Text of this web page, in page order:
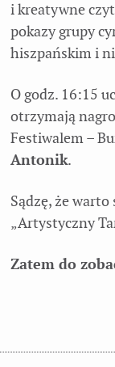
i kreatywne
pokazy grupy
hiszpańskim i
O godz. 16:15
otrzymają
Festiwalem –
Antonik.
Sądzę, że
„Artystyczny
Zatem do